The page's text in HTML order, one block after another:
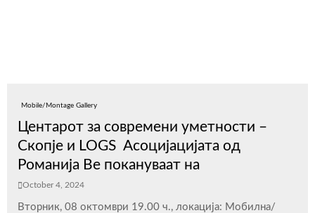
Mobile/Montage Gallery
Центарот за современи уметности –
Скопје и LOGS Асоцијацијата од
Романија Ве покануваат на
October 4, 2024
Вторник, 08 октомври 19.00 ч., локација: Мобилна/